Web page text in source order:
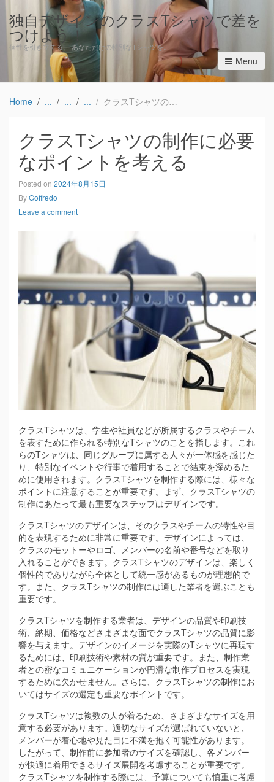
独自デザインのクラスTシャツで差を
つけよう！
個性を引き立てる、 あなただけの特別なTシャツを。
Menu
Home クラスTシャツの制作に必要なポイントを考える
クラスTシャツの制作に必要
なポイントを考える
Posted on 2024年8月15日
ByGoffredo
Leave a comment
クラスTシャツは、学生や社員などが所属するクラスやチーム
を表すために作られる特別なTシャツのことを指します。 これ
らのTシャツは、同じグループに属する人々が一体感を感じた
り、特別なイベントや行事で着用することで結束を深めるた
めに使用されます。クラスTシャツを制作する際には、様々な
ポイントに注意することが重要です。まず、クラスTシャツの
制作にあたって最も重要なステップはデザインです。
クラスTシャツのデザインは、そのクラスやチームの特性や目
的を表現するために非常に重要です。デザインによっては、
クラスのモットーやロゴ、メンバーの名前や番号などを取り
入れることができます。クラスTシャツのデザインは、楽しく
個性的でありながら全体として統一感があるものが理想的で
す。また、クラスTシャツの制作には適した業者を選ぶことも
重要です。
クラスTシャツを制作する業者は、デザインの品質や印刷技
術、納期、価格などさまざまな面でクラスTシャツの品質に影
響を与えます。デザインのイメージを実際のTシャツに再現す
るためには、印刷技術や素材の質が重要です。また、制作業
者との密なコミュニケーションが円滑な制作プロセスを実現
するために欠かせません。さらに、クラスTシャツの制作にお
いてはサイズの選定も重要なポイントです。
クラスTシャツは複数の人が着るため、さまざまなサイズを用
意する必要があります。適切なサイズが選ばれていないと、
メンバーが着心地や見た目に不満を抱く可能性があります。
したがって、制作前に参加者のサイズを確認し、各メンバー
が快適に着用できるサイズ展開を考慮することが重要です。
クラスTシャツを制作する際には、予算についても慎重に考慮